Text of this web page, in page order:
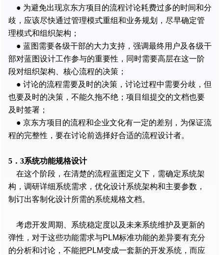
● 为避免出现京东方项目的流程讨论耗费过多的时间和分
歧，应该尽快通过管理模式重组和业务规划，尽早确定管
理模式和组织架构；
● 蓝图需要各级干部的大力支持，强调最终用户及各级干
部对蓝图设计工作参与的重要性，同时需要高层在这一阶
段对组织架构、核心流程的决策；
● 讨论的流程需要及时的决策，讨论过程中需要分歧，但
也要及时的决策，不能久拖不绝；项目组提交的文档也要
及时签署；
● 京东方项目的流程和企业文化有一定的差别，为保证流
程的完整性，要在讨论前选择好合适的流程设计者。
5．3系统功能规格设计
在这个阶段，在清楚的流程蓝图定义下，需确定系统架
构，调研详细系统需求，优化设计系统架构和主要参数，
制订出客制化设计所需的系统规格文档。
考虑开发周期、系统稳定度以及未来系统维护及更新的
弹性，对于这些功能需求与PLM标准功能的差异要有充分
的分析和讨论，不能把PLM变成一套新的开发系统，而应